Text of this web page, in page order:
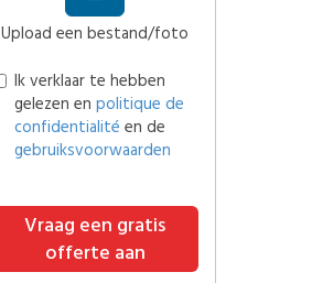
Upload een bestand/foto
Ik verklaar te hebben
gelezen en politique de
confidentialité en de
gebruiksvoorwaarden
Vraag een gratis
offerte aan